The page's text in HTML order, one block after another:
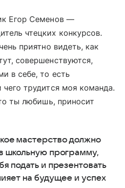
Егор Семенов —
чтецких конкурсов.
приятно видеть, как
совершенствуются,
в себе, то есть
трудится моя команда.
ты любишь, приносит
мастерство должно
школьную программу,
подать и презентовать
на будущее и успех